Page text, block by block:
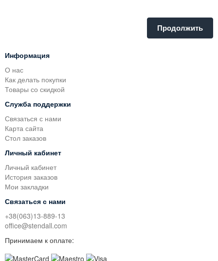
Продолжить
Информация
О нас
Как делать покупки
Товары со скидкой
Служба поддержки
Связаться с нами
Карта сайта
Стол заказов
Личный кабинет
Личный кабинет
История заказов
Мои закладки
Связаться с нами
+38(063)13-889-13
office@stendall.com
Принимаем к оплате: